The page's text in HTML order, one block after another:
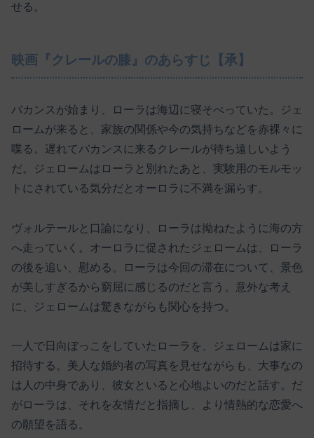
せる。
映画『クレールの膝』のあらすじ【承】
バカンスが始まり、ローラは海辺に寝そべっていた。ジェ
ロームが来ると、家族の関係や今の気持ちなどを赤裸々に
喋る。遅れてバカンスに来るクレールが待ち遠しいよう
だ。ジェロームはローラと別れたあと、実験用のモルモッ
トにされている気分だとオーロラに不満を漏らす。
ヴォルテールと口論になり、ローラは拗ねたように海の方
へ走っていく。オーロラに促されたジェロームは、ローラ
の後を追い、慰める。ローラは今回の滞在について、景色
が美しすぎるから窮屈に感じるのだと言う。意外な考え
に、ジェロームは驚きながらも関心を持つ。
一人で日向ぼっこをしていたローラを、ジェロームは家に
招待する。美人な婚約者の写真を見せながらも、大事なの
は人の中身であり、彼女といると心地よいのだと話す。だ
がローラは、それを友情だと指摘し、より情熱的な恋愛へ
の願望を語る。